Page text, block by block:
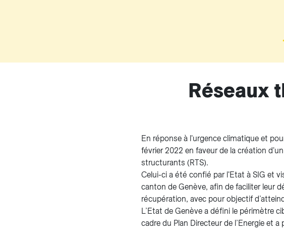
Réseaux
En réponse à l'urgence climatique et
février 2022 en faveur de la création
structurants (RTS).
Celui-ci a été confié par l'Etat à SIG et
canton de Genève, afin de faciliter leur
récupération, avec pour objectif
L’Etat de Genève a défini le périmètre
cadre du Plan Directeur de l’Energie et